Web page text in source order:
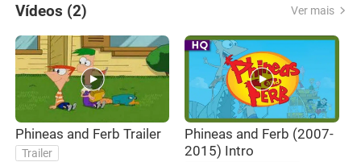
Vídeos (2) Ver mais
Phineas and Ferb Trailer
Trailer
Phineas and Ferb (2007-
2015) Intro